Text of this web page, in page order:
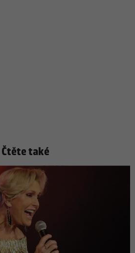
Čtěte také